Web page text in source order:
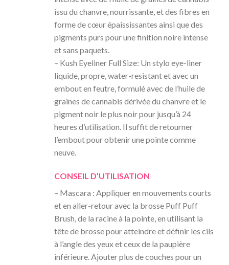
issu du chanvre, nourrissante, et des fibres en
forme de cœur épaississantes ainsi que des
pigments purs pour une finition noire intense
et sans paquets.
– Kush Eyeliner Full Size: Un stylo eye-liner
liquide, propre, water-resistant et avec un
embout en feutre, formulé avec de l’huile de
graines de cannabis dérivée du chanvre et le
pigment noir le plus noir pour jusqu’à 24
heures d’utilisation. Il suffit de retourner
l’embout pour obtenir une pointe comme
neuve.
CONSEIL D’UTILISATION
– Mascara : Appliquer en mouvements courts
et en aller-retour avec la brosse Puff Puff
Brush, de la racine à la pointe, en utilisant la
tête de brosse pour atteindre et définir les cils
à l’angle des yeux et ceux de la paupière
inférieure. Ajouter plus de couches pour un